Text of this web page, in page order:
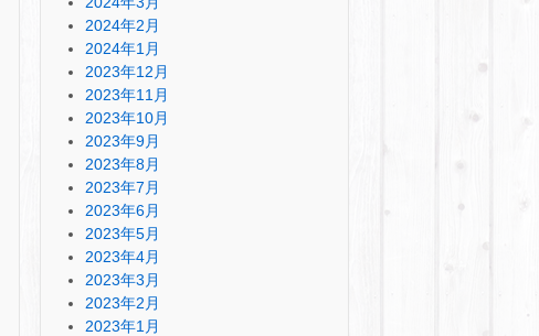
2024年2月
2024年1月
2023年12月
2023年11月
2023年10月
2023年9月
2023年8月
2023年7月
2023年6月
2023年5月
2023年4月
2023年3月
2023年2月
2023年1月